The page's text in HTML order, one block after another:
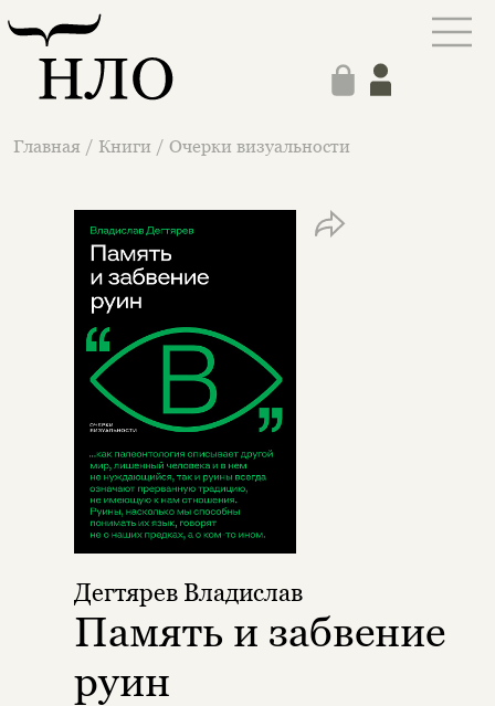
Главная / Книги / Очерки визуальности
Дегтярев Владислав
Память и забвение
руин